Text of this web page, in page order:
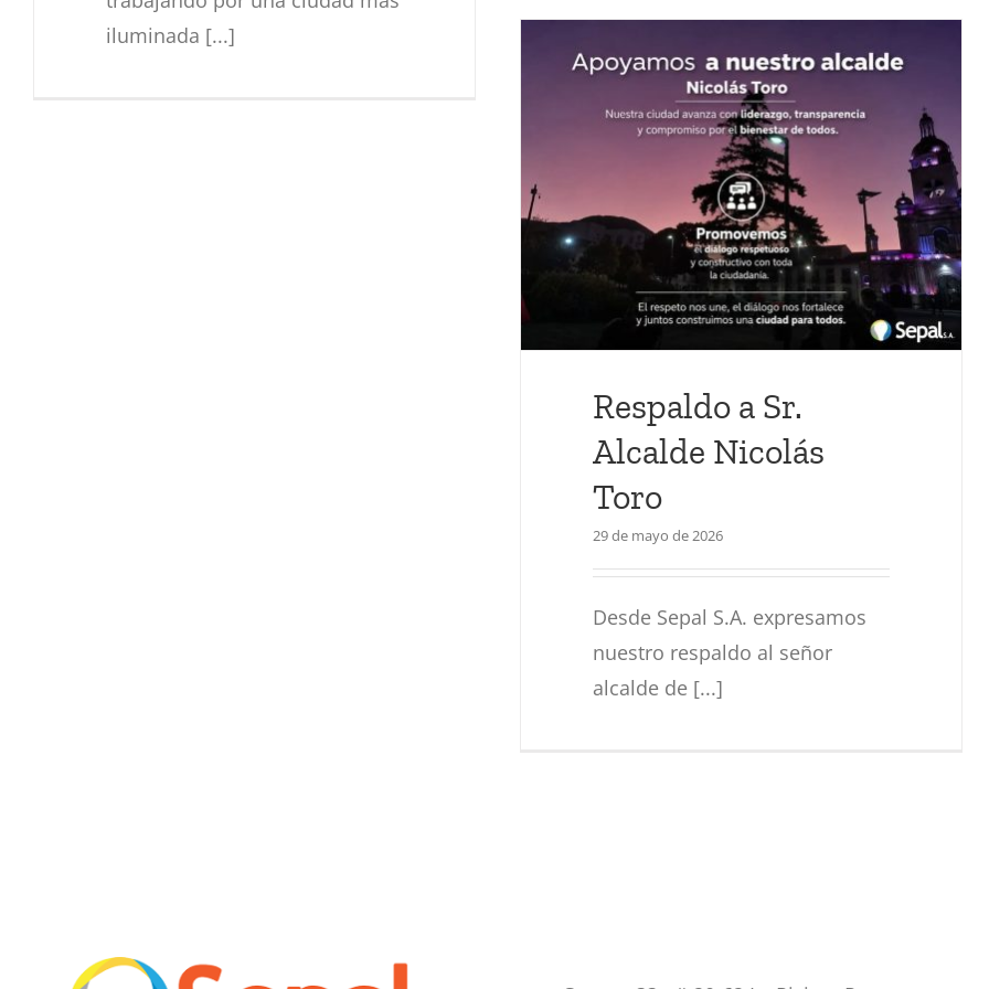
iluminada [...]
Respaldo a Sr.
Alcalde Nicolás
Toro
29 de mayo de 2026
Desde Sepal S.A. expresamos
nuestro respaldo al señor
alcalde de [...]